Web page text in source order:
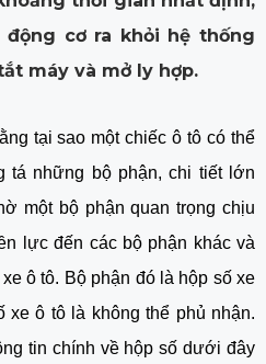
cơ ra khỏi hệ thống
máy và mở ly hợp.
tại sao một chiếc ô tô có thể
tá những bộ phận, chi tiết lớn
một bộ phận quan trọng chịu
lực đến các bộ phận khác và
ô tô. Bộ phận đó là hộp số xe
xe ô tô là không thể phủ nhận.
tin chính về hộp số dưới đây